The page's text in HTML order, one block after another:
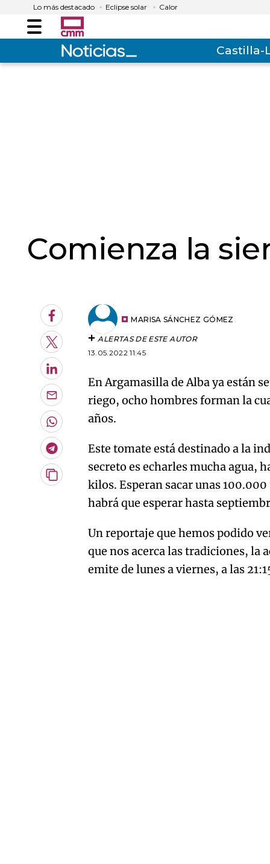
Lo más destacado Eclipse solar Calor
Menú
Castilla-
Comienza la
Facebook
Twitter
LinkedIn
Enviar
por
Email
Whatsapp
Telegram
Copiar
MARISA SÁNCHEZ GÓMEZ
ALERTAS DE ESTE AUTOR
13.05.2022 11:45
En Argamasilla de Alba ya están
riego, ocho hombres forman la
años.
Este tomate está destinado a la
secreto es echarles mucha agua,
kilos. Esperan sacar unas
habrá que esperar hasta
Un reportaje que hemos podido
que nos acerca las tradiciones, la
emite de lunes a viernes, a las